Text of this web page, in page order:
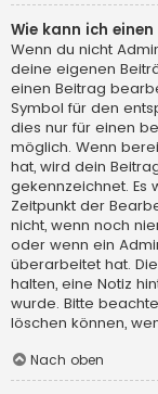
Wie kann ich
Wenn du nicht
deine eigenen
einen Beitrag
Symbol für den
dies nur für einen
möglich. Wenn
hat, wird dein
gekennzeichnet. Es
Zeitpunkt der
nicht, wenn noch
oder wenn ein
überarbeitet hat.
halten, eine Notiz
wurde. Bitte
löschen können,
Nach oben